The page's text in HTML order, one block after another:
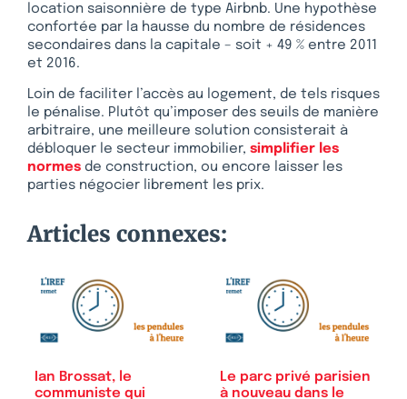
location saisonnière de type Airbnb. Une hypothèse
confortée par la hausse du nombre de résidences
secondaires dans la capitale – soit + 49 % entre 2011
et 2016.
Loin de faciliter l’accès au logement, de tels risques
le pénalise. Plutôt qu’imposer des seuils de manière
arbitraire, une meilleure solution consisterait à
débloquer le secteur immobilier, simplifier les
normes de construction, ou encore laisser les
parties négocier librement les prix.
Articles connexes:
Ian Brossat, le
communiste qui
Le parc privé parisien
à nouveau dans le